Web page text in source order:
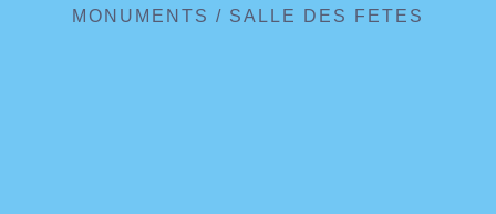
MONUMENTS / SALLE DES FETES